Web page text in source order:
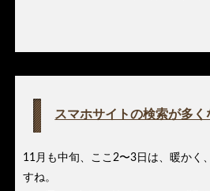
スマホサイトの検索が多く
11月も中旬、ここ2〜3日は、暖かく
すね。